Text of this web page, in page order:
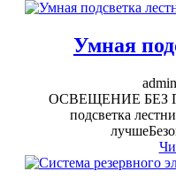
Умная
admin
ОСВЕЩЕНИЕ БЕЗ
подсветка